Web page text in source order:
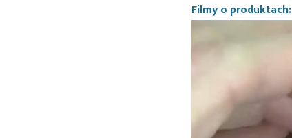
Filmy o produktach: